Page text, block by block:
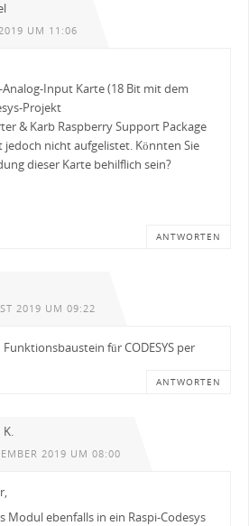
UM 11:06
Analog-Input Karte (18 Bit mit dem
Projekt
& Karb Raspberry Support Package
jedoch nicht aufgelistet. Könnten Sie
dieser Karte behilflich sein?
ANTWORTEN
2019 UM 09:22
für CODESYS per
ANTWORTEN
K.
2019 UM 08:00
Modul ebenfalls in ein Raspi-Codesys